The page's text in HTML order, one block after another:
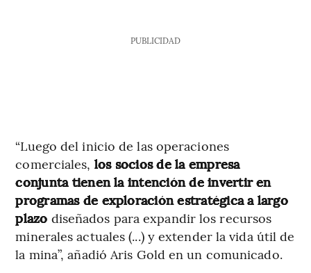
PUBLICIDAD
“Luego del inicio de las operaciones
comerciales, los socios de la empresa
conjunta tienen la intención de invertir en
programas de exploración estratégica a largo
plazo diseñados para expandir los recursos
minerales actuales (...) y extender la vida útil de
la mina”, añadió Aris Gold en un comunicado.